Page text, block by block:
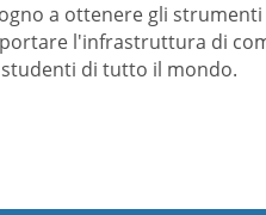
a ottenere gli
l'infrastruttura di
di tutto il mondo.